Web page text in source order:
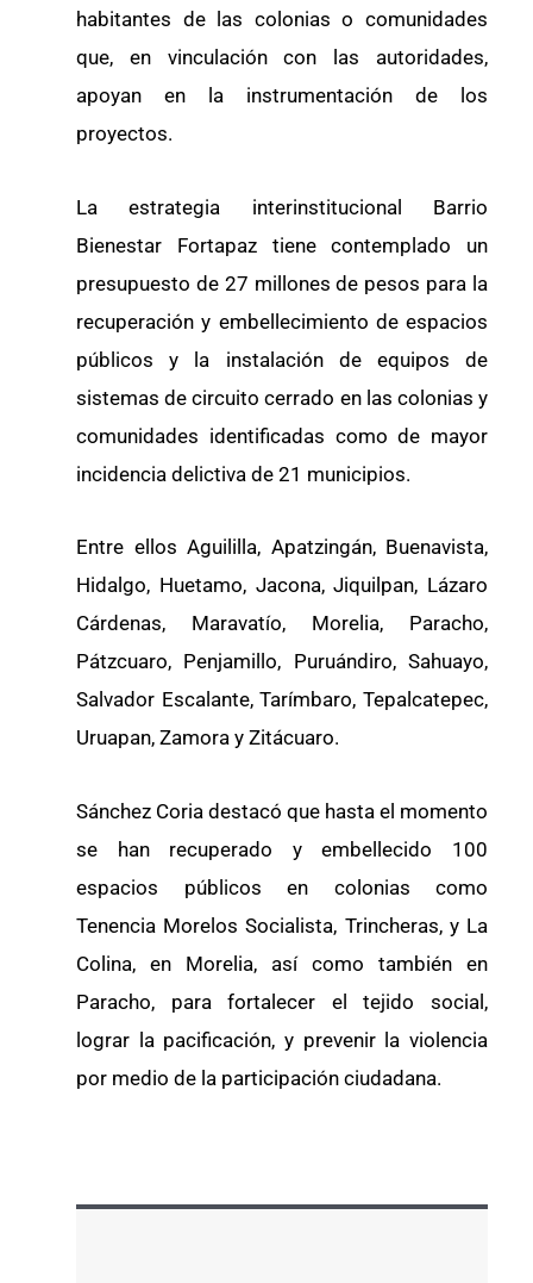
habitantes de las colonias o comunidades
que, en vinculación con las autoridades,
apoyan en la instrumentación de los
proyectos.
La estrategia interinstitucional Barrio
Bienestar Fortapaz tiene contemplado un
presupuesto de 27 millones de pesos para la
recuperación y embellecimiento de espacios
públicos y la instalación de equipos de
sistemas de circuito cerrado en las colonias y
comunidades identificadas como de mayor
incidencia delictiva de 21 municipios.
Entre ellos Aguililla, Apatzingán, Buenavista,
Hidalgo, Huetamo, Jacona, Jiquilpan, Lázaro
Cárdenas, Maravatío, Morelia, Paracho,
Pátzcuaro, Penjamillo, Puruándiro, Sahuayo,
Salvador Escalante, Tarímbaro, Tepalcatepec,
Uruapan, Zamora y Zitácuaro.
Sánchez Coria destacó que hasta el momento
se han recuperado y embellecido 100
espacios públicos en colonias como
Tenencia Morelos Socialista, Trincheras, y La
Colina, en Morelia, así como también en
Paracho, para fortalecer el tejido social,
lograr la pacificación, y prevenir la violencia
por medio de la participación ciudadana.